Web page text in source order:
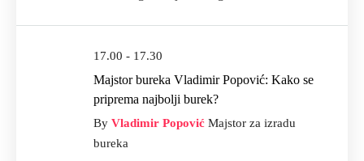
17.00 - 17.30
Majstor bureka Vladimir Popović: Kako se
priprema najbolji burek?
By Vladimir Popović Majstor za izradu
bureka